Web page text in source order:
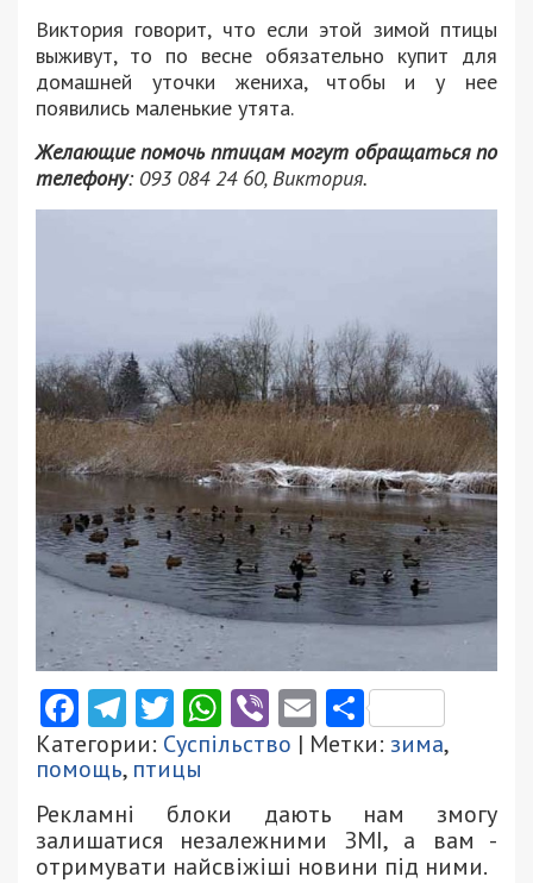
Виктория говорит, что если этой зимой птицы
выживут, то по весне обязательно купит для
домашней уточки жениха, чтобы и у нее
появились маленькие утята.
Желающие помочь птицам могут обращаться по
телефону: 093 084 24 60, Виктория.
Facebook
Telegram
Twitter
WhatsApp
ViberEmail
Категории: Суспільство | Метки: зима,
помощь, птицы
Рекламні блоки дають нам змогу
залишатися незалежними ЗМІ, а вам -
отримувати найсвіжіші новини під ними.